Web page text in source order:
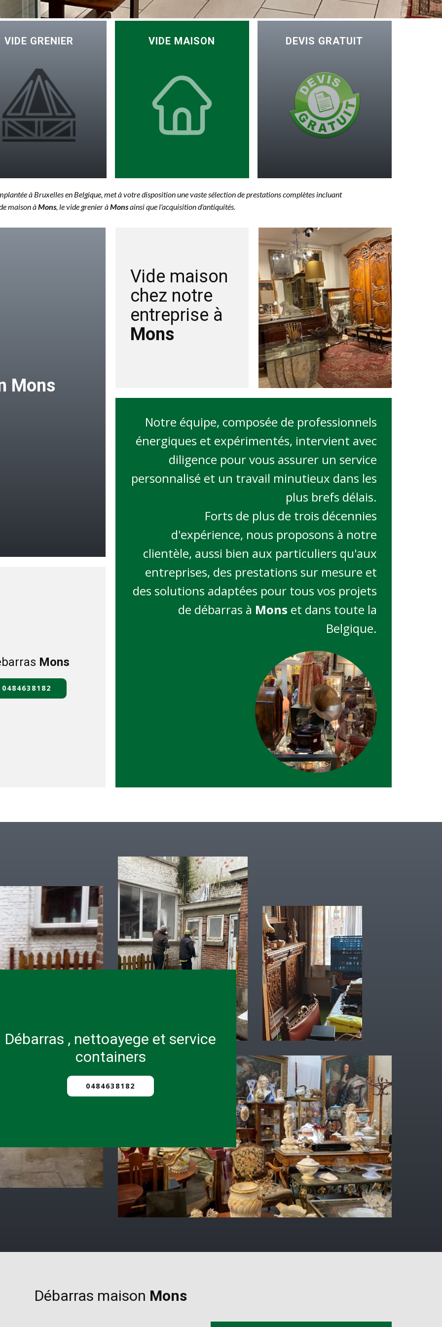
VIDE GRENIER VIDE MAISON DEVIS GRATUIT
à Bruxelles en Belgique, met à votre disposition une vaste sélection de prestations complètes incluant
maison àMons, le vide grenier àMonsainsi que l'acquisition d'antiquités.
Mons
Mons
0484638182
Vide maison
chez notre
entreprise à
Mons
Notre équipe, composée de professionnels
énergiques et expérimentés, intervient avec
diligence pour vous assurer un service
personnalisé et un travail minutieux dans les
plus brefs délais.
Forts de plus de trois décennies
d'expérience, nous proposons à notre
clientèle, aussi bien aux particuliers qu'aux
entreprises, des prestations sur mesure et
des solutions adaptées pour tous vos projets
de débarras à Mons et dans toute la
Belgique.
Débarras , nettoayege et service
containers
0484638182
Débarras maison Mons